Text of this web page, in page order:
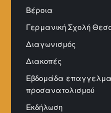
Βέροια
Γερμανική Σχολή
Διαγωνισμός
Διακοπές
Εβδομάδα
προσανατολισμού
Εκδήλωση